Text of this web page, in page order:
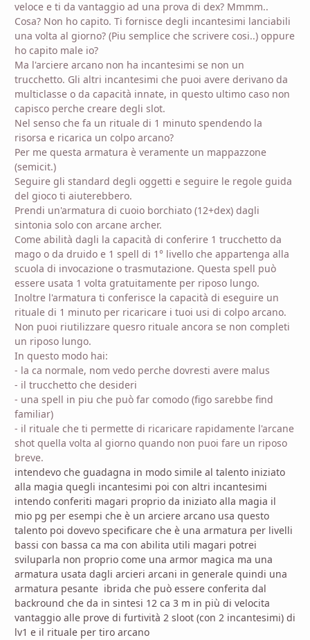
veloce e ti da vantaggio ad una prova di dex? Mmmm..
Cosa? Non ho capito. Ti fornisce degli incantesimi lanciabili
una volta al giorno? (Piu semplice che scrivere cosi..) oppure
ho capito male io?
Ma l'arciere arcano non ha incantesimi se non un
trucchetto. Gli altri incantesimi che puoi avere derivano da
multiclasse o da capacità innate, in questo ultimo caso non
capisco perche creare degli slot.
Nel senso che fa un rituale di 1 minuto spendendo la
risorsa e ricarica un colpo arcano?
Per me questa armatura è veramente un mappazzone
(semicit.)
Seguire gli standard degli oggetti e seguire le regole guida
del gioco ti aiuterebbero.
Prendi un'armatura di cuoio borchiato (12+dex) dagli
sintonia solo con arcane archer.
Come abilità dagli la capacità di conferire 1 trucchetto da
mago o da druido e 1 spell di 1° livello che appartenga alla
scuola di invocazione o trasmutazione. Questa spell può
essere usata 1 volta gratuitamente per riposo lungo.
Inoltre l'armatura ti conferisce la capacità di eseguire un
rituale di 1 minuto per ricaricare i tuoi usi di colpo arcano.
Non puoi riutilizzare quesro rituale ancora se non completi
un riposo lungo.
In questo modo hai:
- la ca normale, nom vedo perche dovresti avere malus
- il trucchetto che desideri
- una spell in piu che può far comodo (figo sarebbe find
familiar)
- il rituale che ti permette di ricaricare rapidamente l'arcane
shot quella volta al giorno quando non puoi fare un riposo
breve.
intendevo che guadagna in modo simile al talento iniziato
alla magia quegli incantesimi poi con altri incantesimi
intendo conferiti magari proprio da iniziato alla magia il
mio pg per esempi che è un arciere arcano usa questo
talento poi dovevo specificare che è una armatura per livelli
bassi con bassa ca ma con abilita utili magari potrei
sviluparla non proprio come una armor magica ma una
armatura usata dagli arcieri arcani in generale quindi una
armatura pesante ibrida che può essere conferita dal
backround che da in sintesi 12 ca 3 m in più di velocita
vantaggio alle prove di furtività 2 sloot (con 2 incantesimi) di
lv1 e il rituale per tiro arcano